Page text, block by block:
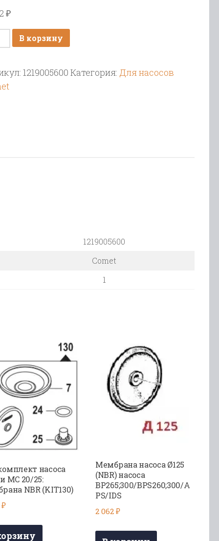
₽
В корзину
1219005600 Категория: Для насосов
1219005600
Comet
1
насоса
MC 20/25:
NBR (KIT130)
₽
Мембрана насоса Ø125
(NBR) насоса
BP265;300/BPS260;300/A
PS/IDS
2 062₽